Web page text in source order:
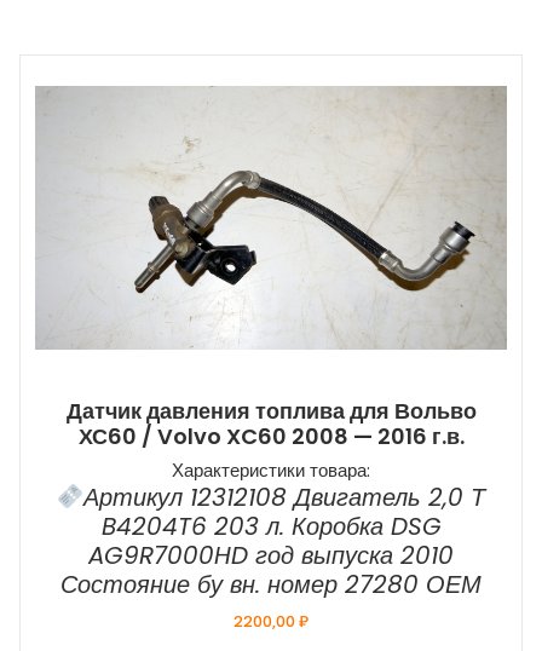
Датчик давления топлива для Вольво
ХС60 / Volvo XC60 2008 — 2016 г.в.
Характеристики товара:
Артикул 12312108 Двигатель 2,0 Т
B4204T6 203 л. Коробка DSG
AG9R7000HD год выпуска 2010
Состояние бу вн. номер 27280 ОЕМ
2200,00₽